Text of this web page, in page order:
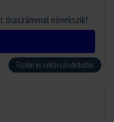
óraszámmal növekszik!
Fizikai és raktári, árufeltöltés